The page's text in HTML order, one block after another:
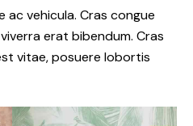
ac vehicula. Cras congue
erat bibendum. Cras
vitae, posuere lobortis